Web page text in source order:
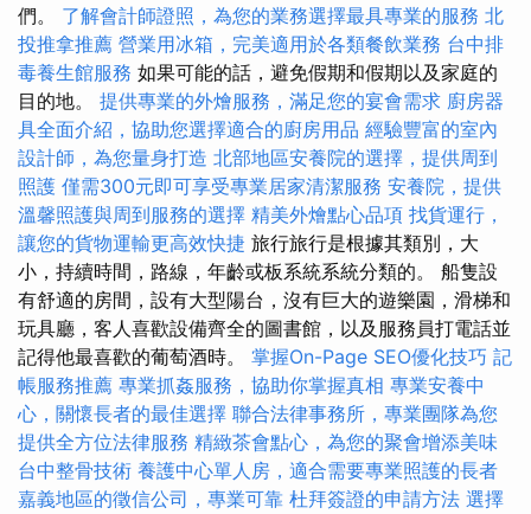
們。 了解會計師證照，為您的業務選擇最具專業的服務 北
投推拿推薦 營業用冰箱，完美適用於各類餐飲業務 台中排
毒養生館服務 如果可能的話，避免假期和假期以及家庭的
目的地。 提供專業的外燴服務，滿足您的宴會需求 廚房器
具全面介紹，協助您選擇適合的廚房用品 經驗豐富的室內
設計師，為您量身打造 北部地區安養院的選擇，提供周到
照護 僅需300元即可享受專業居家清潔服務 安養院，提供
溫馨照護與周到服務的選擇 精美外燴點心品項 找貨運行，
讓您的貨物運輸更高效快捷 旅行旅行是根據其類別，大
小，持續時間，路線，年齡或板系統系統分類的。 船隻設
有舒適的房間，設有大型陽台，沒有巨大的遊樂園，滑梯和
玩具廳，客人喜歡設備齊全的圖書館，以及服務員打電話並
記得他最喜歡的葡萄酒時。 掌握On-Page SEO優化技巧 記
帳服務推薦 專業抓姦服務，協助你掌握真相 專業安養中
心，關懷長者的最佳選擇 聯合法律事務所，專業團隊為您
提供全方位法律服務 精緻茶會點心，為您的聚會增添美味
台中整骨技術 養護中心單人房，適合需要專業照護的長者
嘉義地區的徵信公司，專業可靠 杜拜簽證的申請方法 選擇